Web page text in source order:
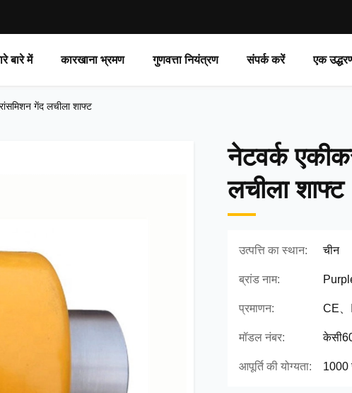
बारे में कारखाना भ्रमण गुणवत्ता नियंत्रण संपर्क करें एक
गेंद लचीला शाफ्ट
नेटवर्क
लचीला शाफ्ट
उत्पत्ति का स्थान: चीन
ब्रांड नाम:
प्रमाणन: CE
मॉडल नंबर:
आपूर्ति की योग्यता: 1000